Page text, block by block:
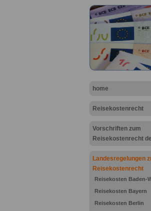
home
Reisekostenrecht
Vorschriften zum
Reisekostenrecht
Landesregelungen
Reisekostenrecht
Reisekosten Baden-
Reisekosten Bayern
Reisekosten Berlin